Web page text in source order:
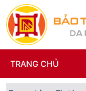
TRANG CHỦ